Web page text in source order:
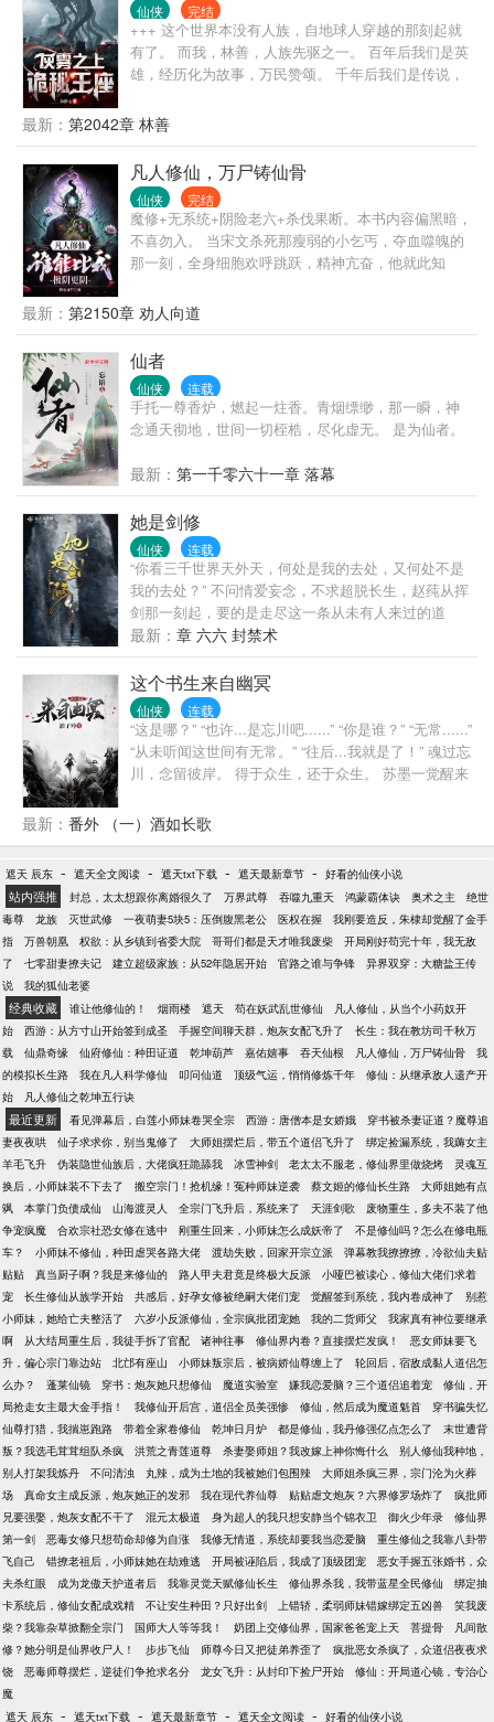
仙侠 完结
+++ 这个世界本没有人族，自地球人穿越的那刻起就
有了。 而我，林善，人族先驱之一。 百年后我们是英
雄，经历化为故事，万民赞颂。 千年后我们是传说，
化为神话，香火不绝。 ps.本书别名：灰雾之上 ps.人
族发展为背景，偏向个人史诗，不是种田文。 ps.不是
完全诡秘流，随着发展，往上会涉及到些许科幻。
最新： 第2042章 林善
凡人修仙，万尸铸仙骨
仙侠 完结
魔修+无系统+阴险老六+杀伐果断。本书内容偏黑暗，
不喜勿入。 当宋文杀死那瘦弱的小乞丐，夺血噬魄的
那一刻，全身细胞欢呼跳跃，精神亢奋，他就此知
海，在所不惜。
最新： 第2150章 劝人向道
仙者
仙侠 连载
手托一尊香炉，燃起一炷香。青烟缥缈，那一瞬，神
念通天彻地，世间一切桎梏，尽化虚无。 是为仙者。
最新： 第一千零六十一章 落幕
她是剑修
仙侠 连载
“你看三千世界天外天，何处是我的去处，又何处不是
我的去处？” 不问情爱妄念，不求超脱长生，赵莼从挥
剑那一刻起，要的是走尽这一条从未有人来过的道
路，她自己的路。 无cp女主视角修真文，慢热，升级
流
最新： 章 六六 封禁术
这个书生来自幽冥
仙侠 连载
“这是哪？” “也许...是忘川吧......” “你是谁？” “无常......”
“从未听闻这世间有无常。” “往后...我就是了！” 魂过忘
川，念留彼岸。 得于众生，还于众生。 苏墨一觉醒来
力。 以通幽之力，布局仙路。 只是这世间的真相，苏
墨看不清......
最新： 番外 （一）酒如长歌
遮天 辰东 - 遮天全文阅读 - 遮天txt下载 - 遮天最新章节 - 好看的仙侠小说
站内强推 封总，太太想跟你离婚很久了 万界武尊 吞噬九重天 鸿蒙霸体诀 奥术之主
绝世
毒尊
龙族 灭世武修 一夜萌妻5块5：压倒腹黑老公 医权在握
我刚要造反，朱棣却觉醒了金手
指
万兽朝凰 权欲：从乡镇到省委大院 哥哥们都是天才唯我废柴
开局刚好苟完十年，我无敌
了
七零甜妻撩夫记 建立超级家族：从52年隐居开始 官路之谁与争锋
异界双穿：大糖盐王传
说
我的狐仙老婆
经典收藏 谁让他修仙的！ 烟雨楼 遮天 苟在妖武乱世修仙
凡人修仙，从当个小药奴开
始
西游：从方寸山开始签到成圣 手握空间聊天群，炮灰女配飞升了
长生：我在教坊司千秋万
载
仙鼎奇缘 仙府修仙：种田证道 乾坤葫芦 嘉佑嬉事 吞天仙根 凡人修仙，万尸铸仙骨
我
的模拟长生路
我在凡人科学修仙 叩问仙道 顶级气运，悄悄修炼千年
修仙：从继承敌人遗产开
始
凡人修仙之乾坤五行诀
最近更新 看见弹幕后，白莲小师妹卷哭全宗 西游：唐僧本是女娇娥
穿书被杀妻证道？魔尊追
妻夜夜哄
仙子求求你，别当鬼修了 大师姐摆烂后，带五个道侣飞升了
绑定捡漏系统，我薅女主
羊毛飞升
伪装隐世仙族后，大佬疯狂跪舔我 冰雪神剑 老太太不服老，修仙界里做烧烤
灵魂互
换后，小师妹装不下去了
搬空宗门！抢机缘！冤种师妹逆袭 蔡文姬的修仙长生路
大师姐她有点
飒
本掌门负债成仙 山海渡灵人 全宗门飞升后，系统来了 天涯剑歌
废物重生，多夫不装了他
争宠疯魔
合欢宗社恐女修在逃中 刚重生回来，小师妹怎么成妖帝了
不是修仙吗？怎么在修电瓶
车？
小师妹不修仙，种田虐哭各路大佬 渡劫失败，回家开宗立派
弹幕教我撩撩撩，冷欲仙夫贴
贴贴
真当厨子啊？我是来修仙的 路人甲夫君竟是终极大反派
小哑巴被读心，修仙大佬们求着
宠
长生修仙从族学开始 共感后，好孕女修被绝嗣大佬们宠 觉醒签到系统，我内卷成神了
别惹
小师妹，她给亡夫整活了
六岁小反派修仙，全宗疯批团宠她 我的二货师父
我家真有神位要继承
啊
从大结局重生后，我徒手拆了官配 诸神往事 修仙界内卷？直接摆烂发疯！
恶女师妹要飞
升，偏心宗门靠边站
北邙有座山 小师妹叛宗后，被病娇仙尊缠上了
轮回后，宿敌成黏人道侣怎
么办？
蓬莱仙镜 穿书：炮灰她只想修仙 魔道实验室 嫌我恋爱脑？三个道侣追着宠
修仙，开
局抢走女主最大金手指！
我修仙开后宫，道侣全员美强惨 修仙，然后成为魔道魁首
穿书骗失忆
仙尊打猎，我揣崽跑路
带着全家卷修仙 乾坤日月炉 都是修仙，我丹修强亿点怎么了
末世遭背
叛？我选毛茸茸组队杀疯
洪荒之青莲道尊 杀妻娶师姐？我改嫁上神你悔什么
别人修仙我种地，
别人打架我炼丹
不问清浊 丸辣，成为土地的我被她们包围辣
大师姐杀疯三界，宗门沦为火葬
场
真命女主成反派，炮灰她正的发邪 我在现代养仙尊 贴贴虐文炮灰？六界修罗场炸了
疯批师
兄要强娶，炮灰女配不干了
混元太极道 身为超人的我只想安静当个锦衣卫 御火少年录
修仙界
第一剑
恶毒女修只想苟命却修为自涨 我修无情道，系统却要我当恋爱脑
重生修仙之我靠八卦带
飞自己
错撩老祖后，小师妹她在劫难逃 开局被诬陷后，我成了顶级团宠
恶女手握五张婚书，众
夫杀红眼
成为龙傲天护道者后 我靠灵觉天赋修仙长生 修仙界杀我，我带蓝星全民修仙
绑定抽
卡系统后，修仙女配成戏精
不让安生种田？只好出剑 上错轿，柔弱师妹错嫁绑定五凶兽
笑我废
柴？我靠杂草掀翻全宗门
国师大人等等我！ 奶团上交修仙界，国家爸爸宠上天 菩提骨
凡间散
修？她分明是仙界收尸人！
步步飞仙 师尊今日又把徒弟养歪了
疯批恶女杀疯了，众道侣夜夜求
饶
恶毒师尊摆烂，逆徒们争抢求名分 龙女飞升：从封印下捡尸开始
修仙：开局道心镜，专治心
魔
遮天 辰东 - 遮天txt下载 - 遮天最新章节 - 遮天全文阅读 - 好看的仙侠小说